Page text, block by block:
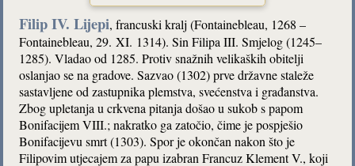
Filip IV. Lijepi, francuski kralj (Fontainebleau, 1268 –
Fontainebleau, 29. XI. 1314). Sin Filipa III. Smjelog (1245–
1285). Vladao od 1285. Protiv snažnih velikaških obitelji
oslanjao se na gradove. Sazvao (1302) prve državne staleže
sastavljene od zastupnika plemstva, svećenstva i građanstva.
Zbog upletanja u crkvena pitanja došao u sukob s papom
Bonifacijem VIII.; nakratko ga zatočio, čime je pospješio
Bonifacijevu smrt (1303). Spor je okončan nakon što je
Filipovim utjecajem za papu izabran Francuz Klement V., koji